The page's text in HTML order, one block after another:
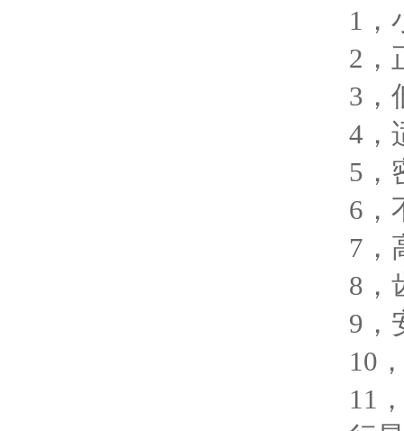
1，小
2，正
3，低
4，适
5，密
6，不
7，高
8，齿
9，安
10，
11，